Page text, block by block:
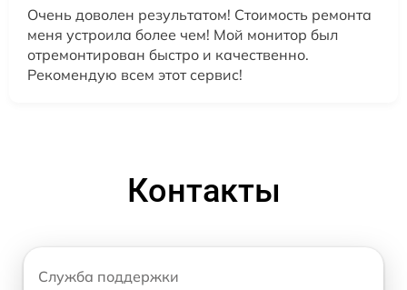
Очень доволен результатом! Стоимость ремонта
меня устроила более чем! Мой монитор был
отремонтирован быстро и качественно.
Рекомендую всем этот сервис!
Контакты
Служба поддержки